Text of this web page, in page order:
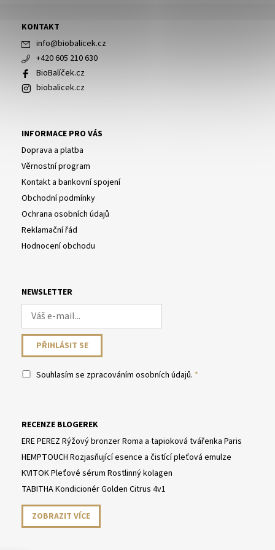
KONTAKT
info@biobalicek.cz
+420 605 210 630
BioBalíček.cz
biobalicek.cz
INFORMACE PRO VÁS
Doprava a platba
Věrnostní program
Kontakt a bankovní spojení
Obchodní podmínky
Ochrana osobních údajů
Reklamační řád
Hodnocení obchodu
NEWSLETTER
Souhlasím se zpracováním osobních údajů.
RECENZE BLOGEREK
ERE PEREZ Rýžový bronzer Roma a tapioková tvářenka Paris
HEMPTOUCH Rozjasňující esence a čistící pleťová emulze
KVITOK Pleťové sérum Rostlinný kolagen
TABITHA Kondicionér Golden Citrus 4v1
ZOBRAZIT VÍCE